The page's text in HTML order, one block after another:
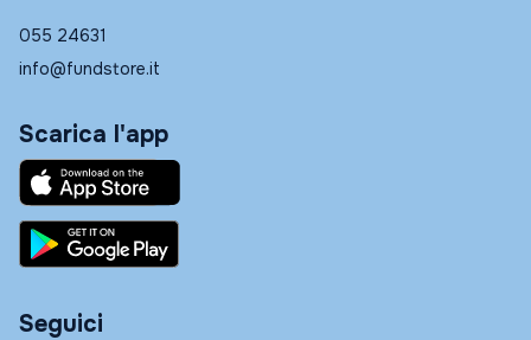
055 24631
info@fundstore.it
Scarica l'app
Seguici